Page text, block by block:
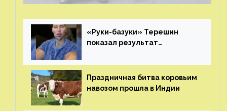
«Руки-базуки» Терешин
показал результат
Праздничная битва коровьим
навозом прошла в Индии